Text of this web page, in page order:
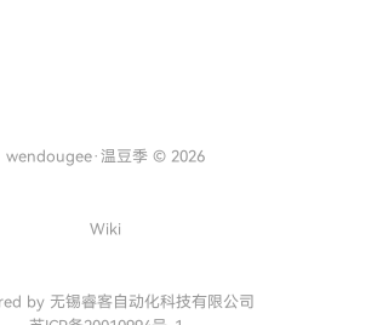
wendougee·温豆季 © 2026
Wiki
by 无锡睿客自动化科技有限公司